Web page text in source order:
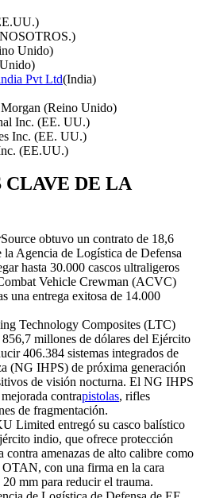
Unido)
Pvt Ltd(India)
(Reino Unido)
Inc. (EE. UU.)
Inc. (EE. UU.)
(EE.UU.)
CLAVE DE LA
obtuvo un contrato de 18,6
la Agencia de Logística de Defensa
hasta 30.000 cascos ultraligeros
Vehicle Crewman (ACVC)
una entrega exitosa de 14.000
Technology Composites (LTC)
millones de dólares del Ejército
406.384 sistemas integrados de
(NG IHPS) de próxima generación
de visión nocturna. El NG IHPS
contrapistolas, rifles
de fragmentación.
Limited entregó su casco balístico
indio, que ofrece protección
contra amenazas de alto calibre como
con una firma en la cara
mm para reducir el trauma.